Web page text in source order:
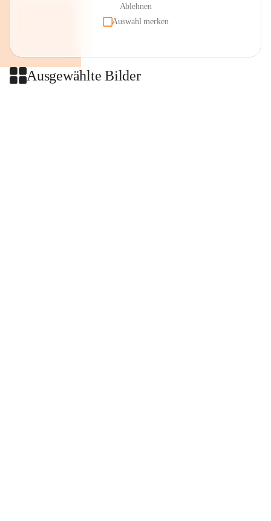
Ablehnen
Auswahl merken
Ausgewählte Bilder